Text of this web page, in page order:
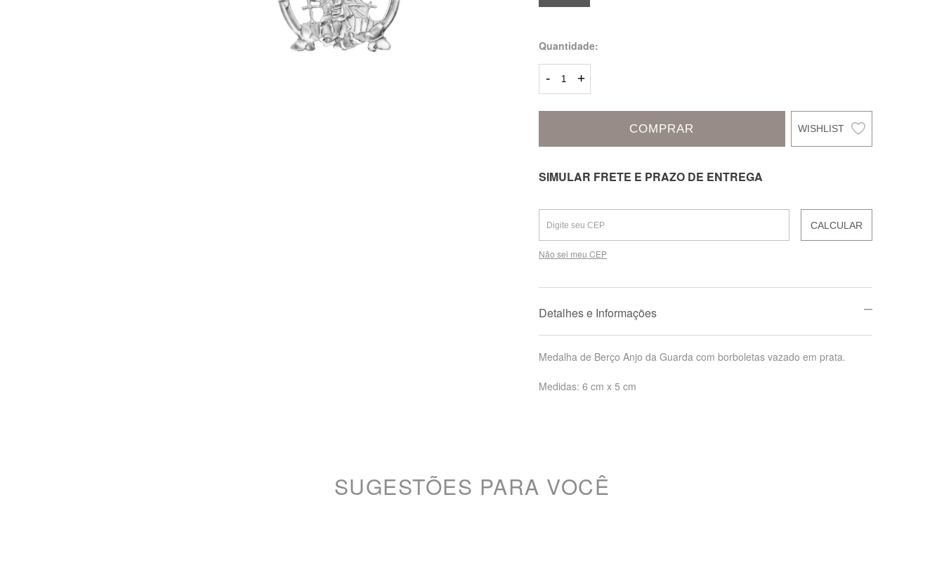
Quantidade:
- +
COMPRAR
SIMULAR FRETE E PRAZO DE ENTREGA
CALCULAR
Não sei meu CEP
Detalhes e Informações
Medalha de Berço Anjo da Guarda com borboletas vazado em prata.
Medidas: 6 cm x 5 cm
SUGESTÕES PARA VOCÊ